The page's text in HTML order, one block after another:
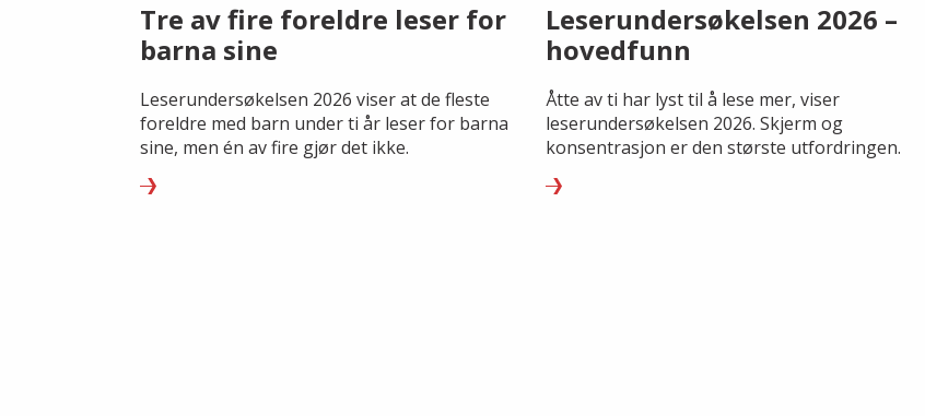
Tre av fire foreldre leser for
barna sine
Leserundersøkelsen 2026 viser at de fleste
foreldre med barn under ti år leser for barna
sine, men én av fire gjør det ikke.
Leserundersøkelsen 2026 –
hovedfunn
Åtte av ti har lyst til å lese mer, viser
leserundersøkelsen 2026. Skjerm og
konsentrasjon er den største utfordringen.